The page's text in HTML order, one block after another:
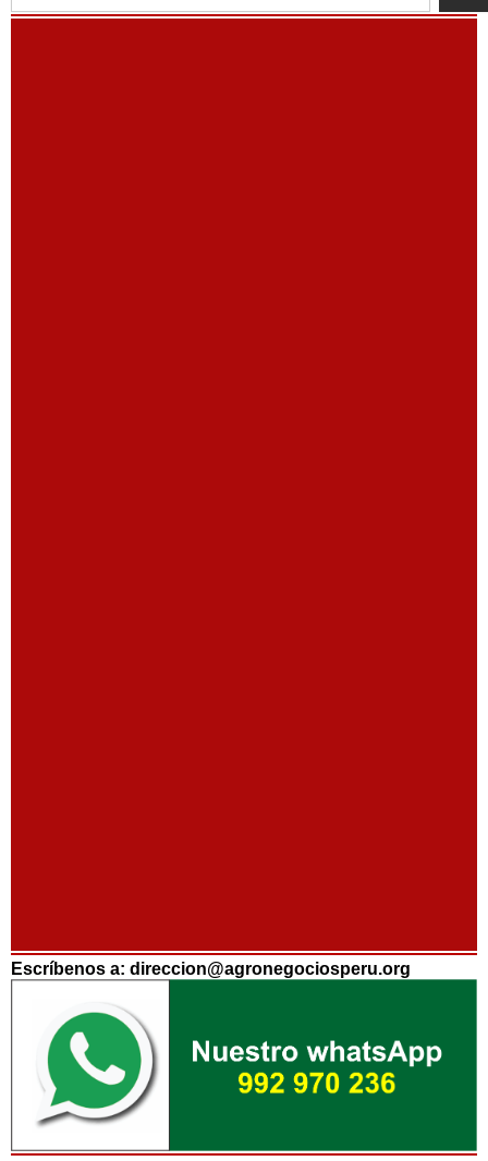
Escríbenos a: direccion@agronegociosperu.org